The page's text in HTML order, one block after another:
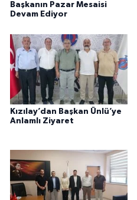
Başkanın Pazar Mesaisi
Devam Ediyor
Kızılay’dan Başkan Ünlü’ye
Anlamlı Ziyaret